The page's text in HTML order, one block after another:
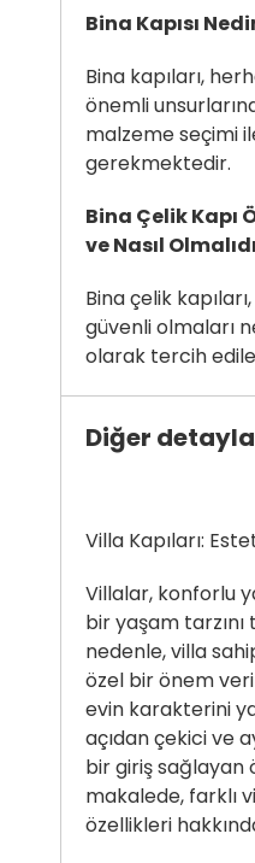
Bina Kapısı
Bina kapıları,
önemli
malzeme seçimi
gerekmektedir.
Bina Çelik Kapı
ve Nasıl
Bina çelik
güvenli olmaları
olarak tercih
Diğer
Villa Kapıları:
Villalar, konforlu
bir yaşam tarzını
nedenle, villa
özel bir önem
evin karakterini
açıdan çekici ve
bir giriş sağlayan
makalede, farklı
özellikleri